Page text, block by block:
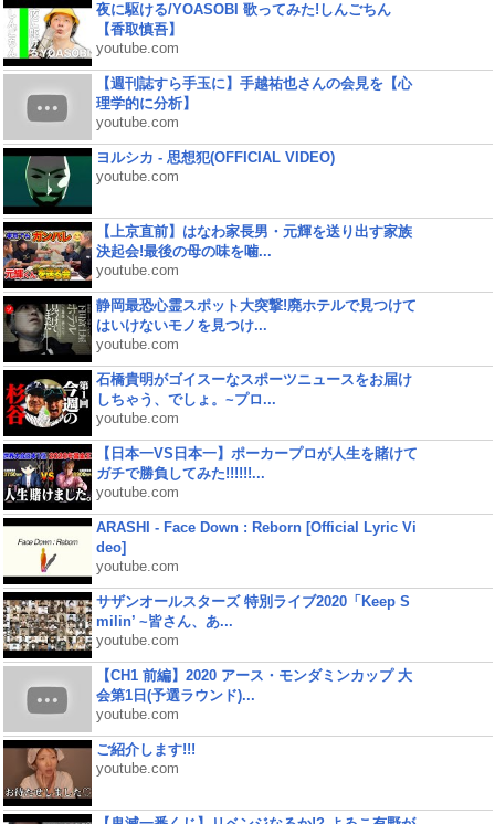
夜に駆ける/YOASOBI 歌ってみた!しんごちん
【香取慎吾】
youtube.com
【週刊誌すら手玉に】手越祐也さんの会見を【心
理学的に分析】
youtube.com
ヨルシカ - 思想犯(OFFICIAL VIDEO)
youtube.com
【上京直前】はなわ家長男・元輝を送り出す家族
決起会!最後の母の味を噛...
youtube.com
静岡最恐心霊スポット大突撃!廃ホテルで見つけて
はいけないモノを見つけ...
youtube.com
石橋貴明がゴイスーなスポーツニュースをお届け
しちゃう、でしょ。~プロ...
youtube.com
【日本一VS日本一】ポーカープロが人生を賭けて
ガチで勝負してみた!!!!!!...
youtube.com
ARASHI - Face Down : Reborn [Official Lyric Vi
deo]
youtube.com
サザンオールスターズ 特別ライブ2020「Keep S
milin’ ~皆さん、あ...
youtube.com
【CH1 前編】2020 アース・モンダミンカップ 大
会第1日(予選ラウンド)...
youtube.com
ご紹介します!!!
youtube.com